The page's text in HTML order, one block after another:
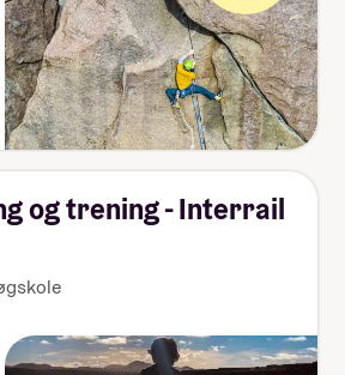
og trening - Interrail